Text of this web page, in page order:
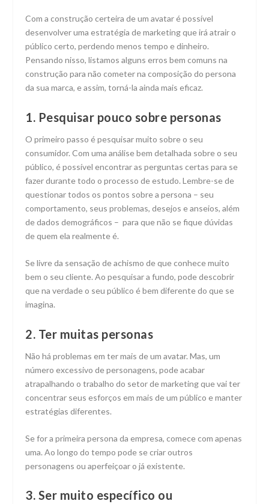
Com a construção certeira de um avatar é possível
desenvolver uma estratégia de marketing que irá atrair o
público certo, perdendo menos tempo e dinheiro.
Pensando nisso, listamos alguns erros bem comuns na
construção para não cometer na composição do persona
da sua marca, e assim, torná-la ainda mais eficaz.
1. Pesquisar pouco sobre personas
O primeiro passo é pesquisar muito sobre o seu
consumidor. Com uma análise bem detalhada sobre o seu
público, é possível encontrar as perguntas certas para se
fazer durante todo o processo de estudo. Lembre-se de
questionar todos os pontos sobre a persona – seu
comportamento, seus problemas, desejos e anseios, além
de dados demográficos – para que não se fique dúvidas
de quem ela realmente é.
Se livre da sensação de achismo de que conhece muito
bem o seu cliente. Ao pesquisar a fundo, pode descobrir
que na verdade o seu público é bem diferente do que se
imagina.
2. Ter muitas personas
Não há problemas em ter mais de um avatar. Mas, um
número excessivo de personagens, pode acabar
atrapalhando o trabalho do setor de marketing que vai ter
concentrar seus esforços em mais de um público e manter
estratégias diferentes.
Se for a primeira persona da empresa, comece com apenas
uma. Ao longo do tempo pode se criar outros
personagens ou aperfeiçoar o já existente.
3. Ser muito específico ou